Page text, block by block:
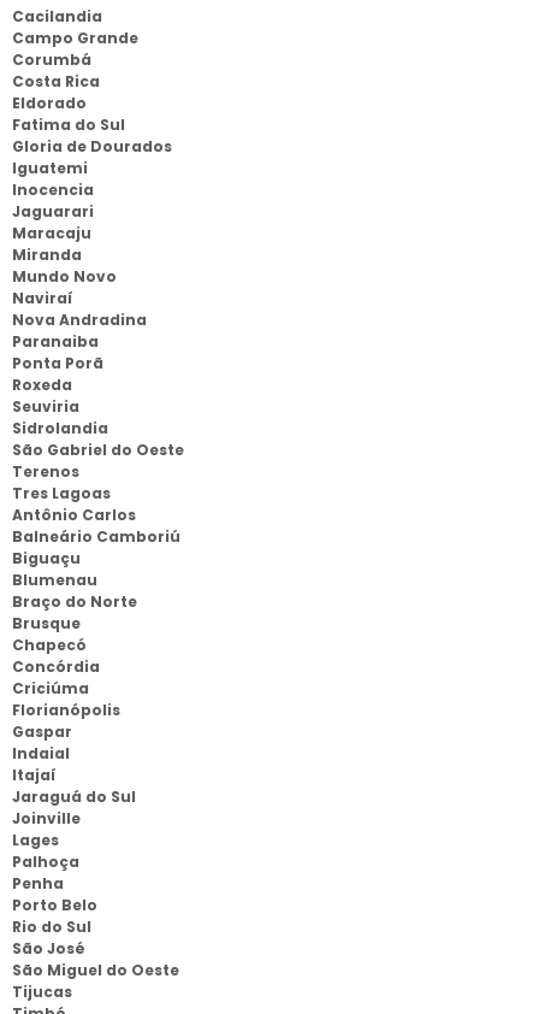
Cacilandia
Campo Grande
Corumbá
Costa Rica
Eldorado
Fatima do Sul
Gloria de Dourados
Iguatemi
Inocencia
Jaguarari
Maracaju
Miranda
Mundo Novo
Naviraí
Nova Andradina
Paranaiba
Ponta Porã
Roxeda
Seuviria
Sidrolandia
São Gabriel do Oeste
Terenos
Tres Lagoas
Antônio Carlos
Balneário Camboriú
Biguaçu
Blumenau
Braço do Norte
Brusque
Chapecó
Concórdia
Criciúma
Florianópolis
Gaspar
Indaial
Itajaí
Jaraguá do Sul
Joinville
Lages
Palhoça
Penha
Porto Belo
Rio do Sul
São José
São Miguel do Oeste
Tijucas